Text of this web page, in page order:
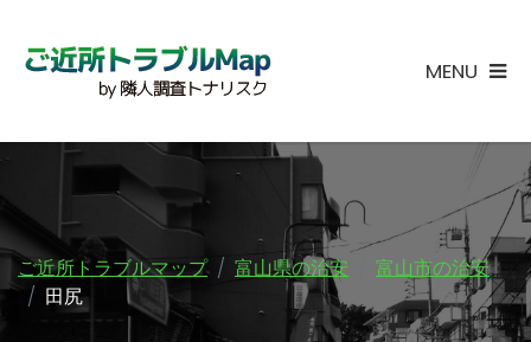
MENU
ご近所トラブルマップ 富山県の治安
富山市の治安
田尻